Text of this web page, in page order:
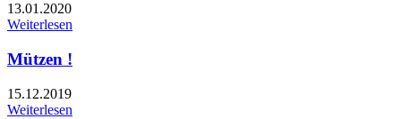
13.01.2020
Weiterlesen
Mützen !
15.12.2019
Weiterlesen